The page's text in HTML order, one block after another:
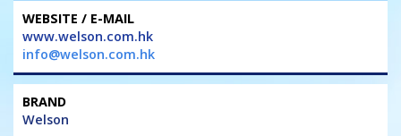
www.welson.com.hk
info@welson.com.hk
Welson